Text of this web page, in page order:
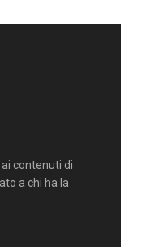
contenuti di
a chi ha la